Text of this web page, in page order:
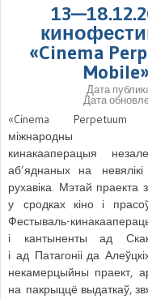
«Cinema
Mobile»
Дата
Дата
«Cinema
міжнародны
кинакааперацыя
аб’яднаных на
рухавіка. Мэтай праекта
у сродках кіно і
Фестываль-
і кантыненты ад
і ад Патагоніі да
некамерцыйны праект,
на пакрыццё выдаткаў,